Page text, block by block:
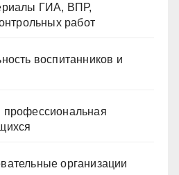
ГИА, ВПР,
работ
воспитанников и
организации